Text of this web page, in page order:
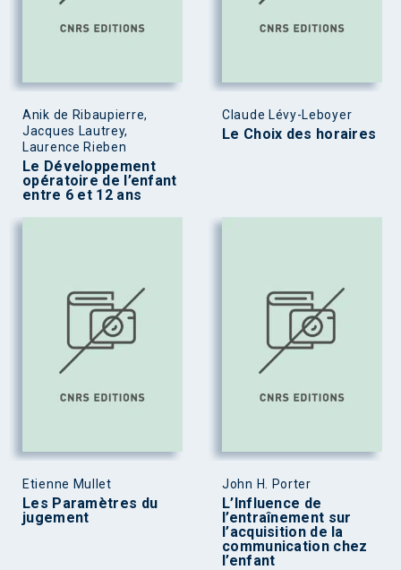
Anik de Ribaupierre,
Jacques Lautrey,
Laurence Rieben
Le Développement
opératoire de l’enfant
entre 6 et 12 ans
Claude Lévy-Leboyer
Le Choix des horaires
Etienne Mullet
Les Paramètres du
jugement
John H. Porter
L’Influence de
l’entraînement sur
l’acquisition de la
communication chez
l’enfant